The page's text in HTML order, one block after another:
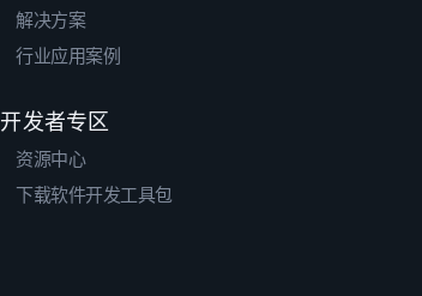
解决方案
行业应用案例
开发者专区
资源中心
下载软件开发工具包